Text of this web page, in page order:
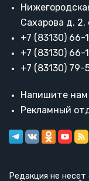
Сахарова д. 2,
+7 (83130) 66-
+7 (83130)
+7 (83130) 79-
Напишите нам
Рекламный
Редакция не